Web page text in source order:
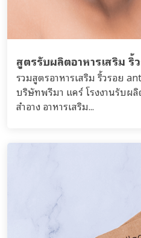
สูตรรับผลิตอาหารเสริม ริ้
รวมสูตรอาหารเสริม ริ้วรอย
บริษัทพรีมา แคร์ โรงงานรับผลิ
สำอาง อาหารเสริม...